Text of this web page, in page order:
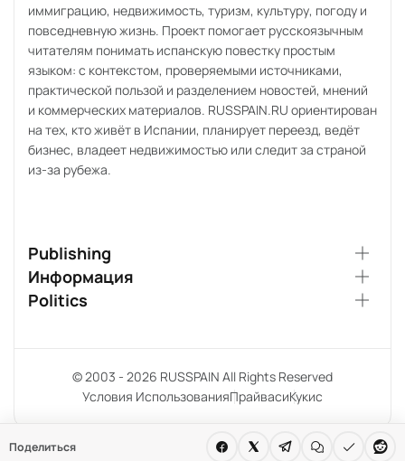
Поделиться
иммиграцию, недвижимость, туризм, культуру, погоду и
повседневную жизнь. Проект помогает русскоязычным
читателям понимать испанскую повестку простым
языком: с контекстом, проверяемыми источниками,
практической пользой и разделением новостей, мнений
и коммерческих материалов. RUSSPAIN.RU ориентирован
на тех, кто живёт в Испании, планирует переезд, ведёт
бизнес, владеет недвижимостью или следит за страной
из-за рубежа.
Publishing
Информация
Politics
© 2003 - 2026 RUSSPAIN All Rights Reserved
Условия ИспользованияПрайвасиКукис